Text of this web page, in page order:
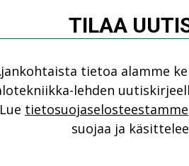
TILAA
tietoa alamme
lehden
Lue tietosuojaselosteestamme
suojaa ja